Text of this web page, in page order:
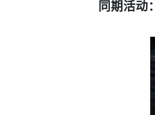
同期活动：